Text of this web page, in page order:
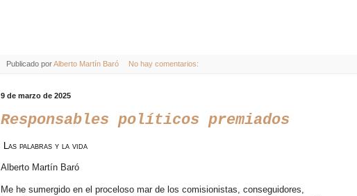
Publicado porAlberto Martín Baró No hay comentarios:
9 de marzo de 2025
Responsables políticos premiados
Las palabras y la vida
Alberto Martín Baró
Me he sumergido en el proceloso mar de los comisionistas, conseguidores,